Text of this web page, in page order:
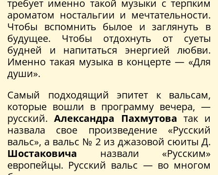
требует именно такой музыки с терпким
ароматом ностальгии и мечтательности.
Чтобы вспомнить былое и заглянуть в
будущее. Чтобы отдохнуть от суеты
будней и напитаться энергией любви.
Именно такая музыка в концерте — «Для
души».
Самый подходящий эпитет к вальсам,
которые вошли в программу вечера, —
русский.Александра Пахмутова так и
назвала свое произведение «Русский
вальс», а вальс № 2 из джазовой сюиты Д.
Шостаковича назвали «Русским»
европейцы. Русский вальс — во многом